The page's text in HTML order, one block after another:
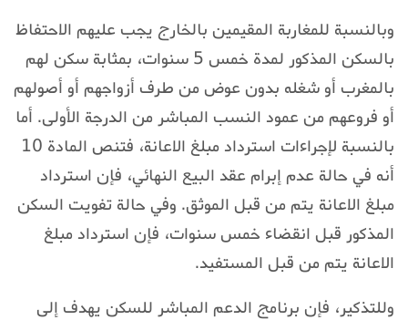
وبالنسبة للمغاربة المقيمين بالخارج يجب عليهم الاحتفاظ
بالسكن المذكور لمدة خمس 5 سنوات، بمثابة سكن لهم
بالمغرب أو شغله بدون عوض من طرف أزواجهم أو أصولهم
أو فروعهم من عمود النسب المباشر من الدرجة الأولى. أما
بالنسبة لإجراءات استرداد مبلغ الاعانة، فتنص المادة 10
أنه في حالة عدم إبرام عقد البيع النهائي، فإن استرداد
مبلغ الاعانة يتم من قبل الموثق. وفي حالة تفويت السكن
المذكور قبل انقضاء خمس سنوات، فإن استرداد مبلغ
الاعانة يتم من قبل المستفيد.
وللتذكير، فإن برنامج الدعم المباشر للسكن يهدف إلى